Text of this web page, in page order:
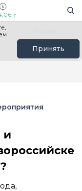
Принять
и